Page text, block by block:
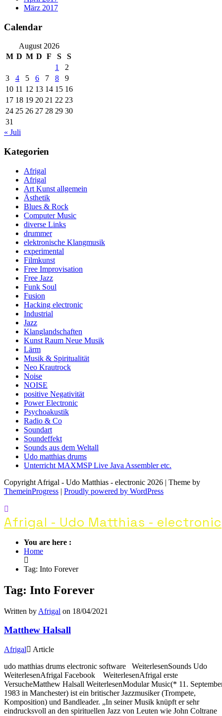
März 2017
Calendar
August 2026
M D M D F S
S
1
2
3
4 5 6 7 8
9
10 11 12 13 14 15 16
17 18 19 20 21 22 23
24 25 26 27 28 29 30
31
« Juli
Kategorien
Afrigal
Afrigal
Art Kunst allgemein
Ästhetik
Blues & Rock
Computer Music
diverse Links
drummer
elektronische Klangmusik
experimental
Filmkunst
Free Improvisation
Free Jazz
Funk Soul
Fusion
Hacking electronic
Industrial
Jazz
Klanglandschaften
Kunst Raum Neue Musik
Lärm
Musik & Spiritualität
Neo Krautrock
Noise
NOISE
positive Negativität
Power Electronic
Psychoakustik
Radio & Co
Soundart
Soundeffekt
Sounds aus dem Weltall
Udo matthias drums
Unterricht MAXMSP Live Java Assembler etc.
Copyright Afrigal - Udo Matthias - electronic 2026 | Theme by
ThemeinProgress | Proudly powered by WordPress
Afrigal - Udo Matthias - electronic
You are here :
Home
Tag: Into Forever
Tag: Into Forever
Written by Afrigal on 18/04/2021
Matthew Halsall
Afrigal
Article
udo matthias drums electronic software WeiterlesenSounds Udo
WeiterlesenAfrigal Facebook WeiterlesenAfrigal erste
VersucheMatthew Halsall WeiterlesenModular Music(* 11.
1983 in Manchester) ist ein britischer Jazzmusiker (Trompete,
Komposition) und Bandleader. „In seiner Musik knüpft er sehr
eindrucksvoll an den spirituellen Jazz von Leuten wie John Coltrane